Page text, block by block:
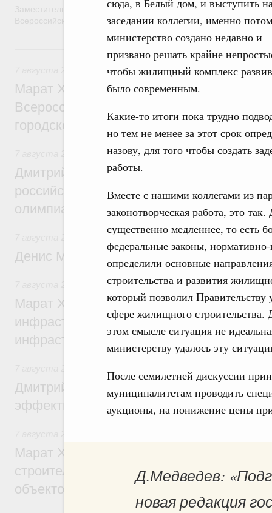
сюда, в Белый дом, и выступить
заседании коллегии, именно
министерство создано недавно и
призвано решать крайне
чтобы жилищный комплекс
было современным.
Какие-то итоги пока трудно
но тем не менее за этот срок
назову, для того чтобы создать
работы.
Вместе с нашими коллегами из
законотворческая работа, это
существенно медленнее, то есть
федеральные законы,
определили основные
строительства и развития
который позволил
сфере жилищного
этом смысле ситуация не
министерству удалось эту
После семилетней дискуссии
муниципалитетам проводить
аукционы, на понижение цены
Д.Медведев:
новая редакция
Заместитель Председателя Правительства Татьяна Голикова
Всероссийского общественного движения «Волонтёры-
7 августа, пятница
Экономика городов. Городская среда
Марат Хуснуллин провёл заседание
Всероссийского конкурса лучших
городской среды
Отрасль информационных технологий
Дмитрий Чернышенко и Сергей Кравцов
российскую сборную с победой на
олимпиаде по искусственному
Общие вопросы промышленной политики
Денис Мантуров посетил Ярославскую
Бюджеты субъектов Федерации.
Марат Хуснуллин: 15 объектов
инфраструктуры построили и обновили
инфраструктурным кредитам
Дмитрий Патрушев: Синхронизация
эффективность поддержки сельских
Марат Хуснуллин: «Единый заказчик»
строительство и реконструкцию более
объектов